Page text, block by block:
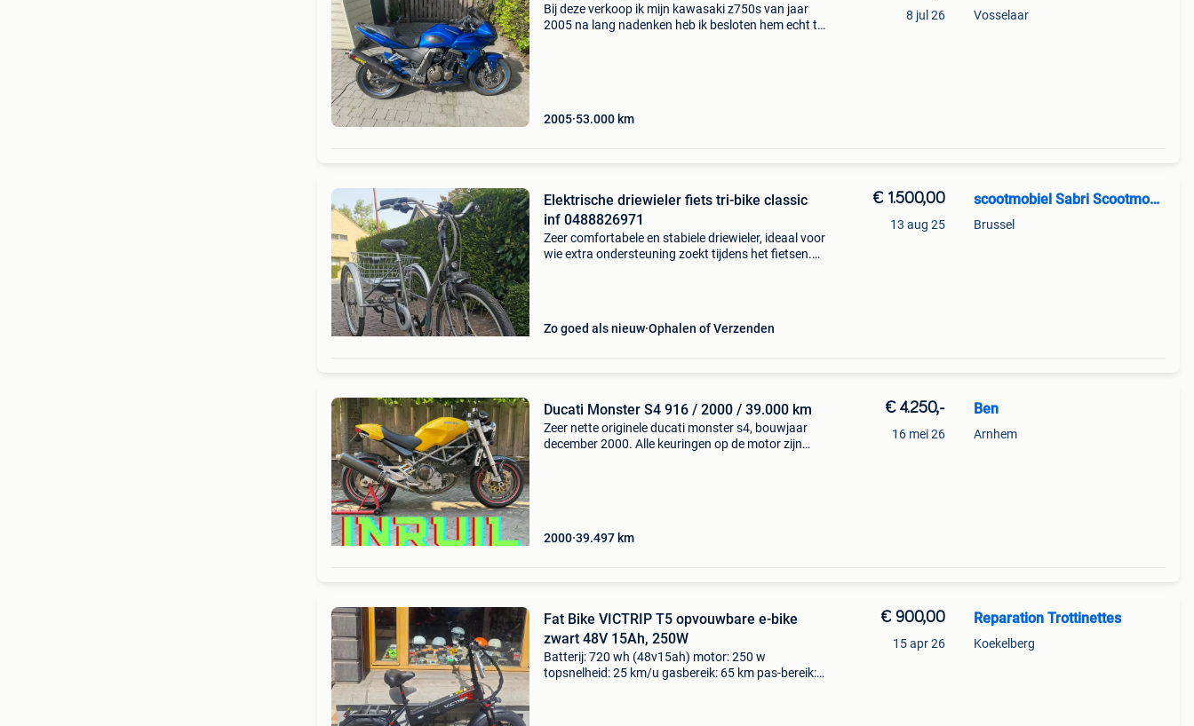
Bij deze verkoop ik mijn kawasaki z750s van jaar
2005 na lang nadenken heb ik besloten hem echt te
2005 53.000 km
8 jul 26 Vosselaar
Elektrische driewieler fiets tri-bike classic
inf 0488826971
Zeer comfortabele en stabiele driewieler, ideaal voor
wie extra ondersteuning zoekt tijdens het fietsen.
Zo goed als nieuw Ophalen of Verzenden
€ 1.500,00
13 aug 25
scootmobiel Sabri Scootmobiel
Brussel
Ducati Monster S4 916 / 2000 / 39.000 km
Zeer nette originele ducati monster s4, bouwjaar
december 2000. Alle keuringen op de motor zijn
2000 39.497 km
€ 4.250,-
16 mei 26
Ben
Arnhem
Fat Bike VICTRIP T5 opvouwbare e-bike
zwart 48V 15Ah, 250W
Batterij: 720 wh (48v15ah) motor: 250 w
topsnelheid: 25 km/u gasbereik: 65 km pas-bereik:
€ 900,00
15 apr 26
Reparation Trottinettes
Koekelberg